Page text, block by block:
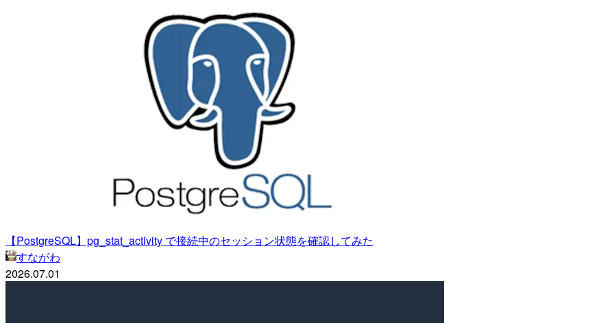
【PostgreSQL】pg_stat_activity で接続中のセッション状態を確認してみた
すながわ
2026.07.01